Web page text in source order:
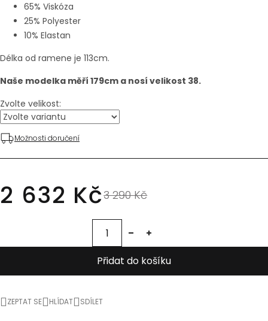
3 290 Kč
2 632 Kč
Zvolte velikost:
Možnosti doručení
Přidat do košíku
65% Viskóza
25% Polyester
10% Elastan
Délka od ramene je 113cm.
Naše modelka měří 179cm a nosí velikost 38.
ZEPTAT SE HLÍDAT SDÍLET